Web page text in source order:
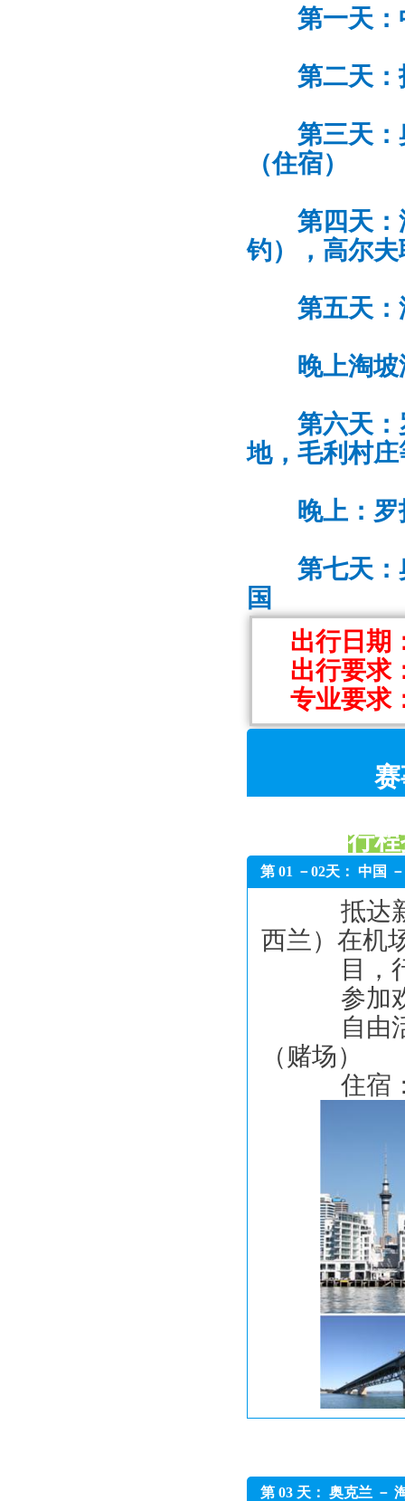
第一天
第二天
第三天
（住宿）
第四天
钓），高尔
第五天
晚上淘
第六天
地，毛利村庄
晚上：
第七天
国
出行日期
出行要求
专业要求
行
第 01 －02天： 中国
抵达新
西兰）在机
目，行
参加欢
自由活
（赌场）
住宿：
第 03 天： 奥克兰 －